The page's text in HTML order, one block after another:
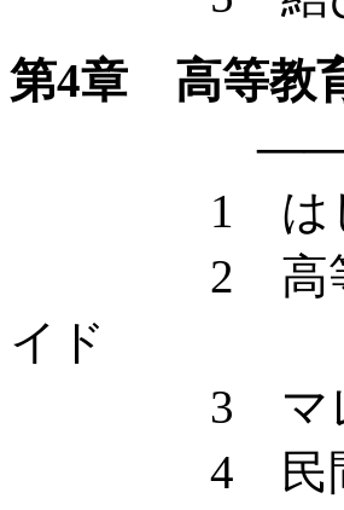
第4章 高等教
—— 国家と
1 はじ
2 高等教育
イド
3 マレー
4 民間の